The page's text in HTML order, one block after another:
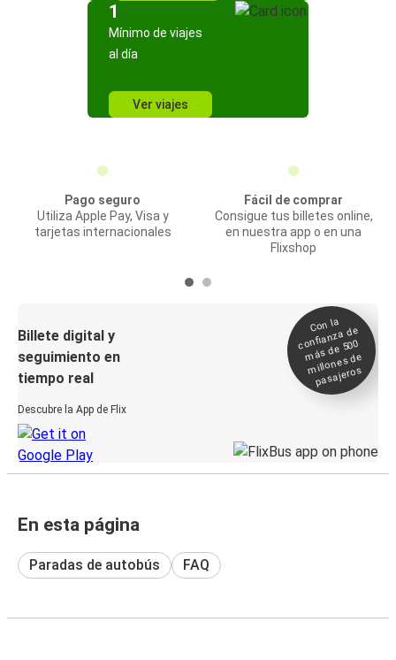
1
Mínimo de viajes
al día
Ver viajes
Pago seguro
Utiliza Apple Pay, Visa y
tarjetas internacionales
Fácil de comprar
Consigue tus billetes online,
en nuestra app o en una
Flixshop
Billete digital y
seguimiento en
tiempo real
Descubre la App de Flix
Con la
confianza de
más de 500
millones de
pasajeros
En esta página
Paradas de autobús FAQ